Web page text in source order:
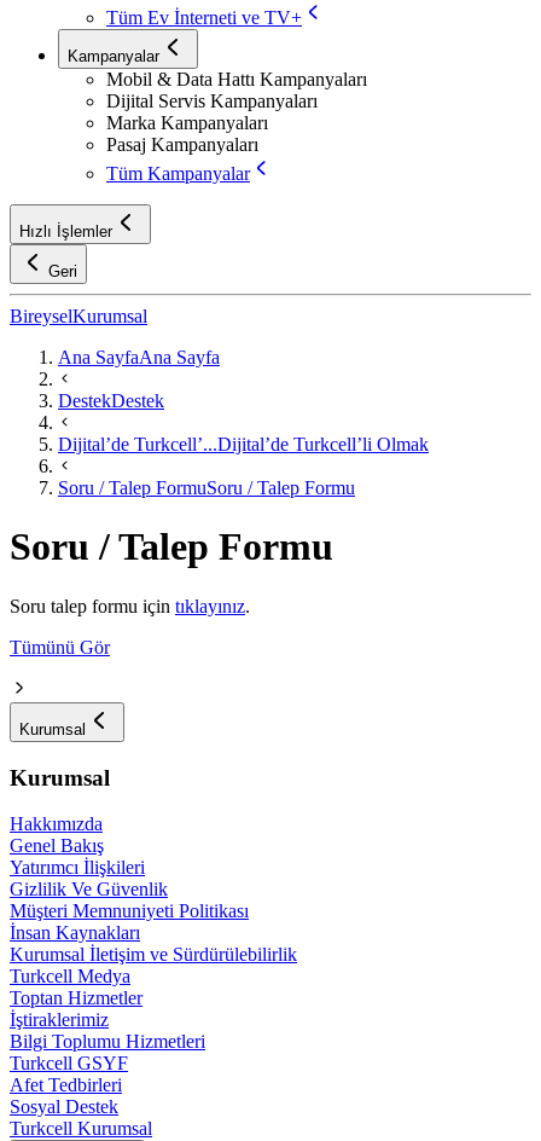
Tüm Ev İnterneti ve TV+
Kampanyalar
Mobil & Data Hattı Kampanyaları
Dijital Servis Kampanyaları
Marka Kampanyaları
Pasaj Kampanyaları
Tüm Kampanyalar
Hızlı İşlemler
Geri
BireyselKurumsal
Ana SayfaAna Sayfa
DestekDestek
Dijital’de Turkcell’...Dijital’de Turkcell’li Olmak
Soru / Talep FormuSoru / Talep Formu
Soru / Talep Formu
​Soru talep formu için tıklayınız​.
Tümünü Gör
Kurumsal
Kurumsal
Hakkımızda
Genel Bakış
Yatırımcı İlişkileri
Gizlilik Ve Güvenlik
Müşteri Memnuniyeti Politikası
İnsan Kaynakları
Kurumsal İletişim ve Sürdürülebilirlik
Turkcell Medya
Toptan Hizmetler
İştiraklerimiz
Bilgi Toplumu Hizmetleri
Turkcell GSYF
Afet Tedbirleri
Sosyal Destek
Turkcell Kurumsal